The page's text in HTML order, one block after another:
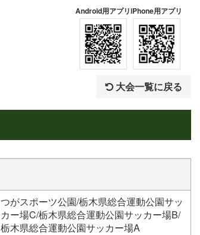
Android用アプリiPhone用アプリ
大会一覧に戻る
つがスポーツ公園/栃木県総合運動公園サッ
カー場C/栃木県総合運動公園サッカー場B/
栃木県総合運動公園サッカー場A